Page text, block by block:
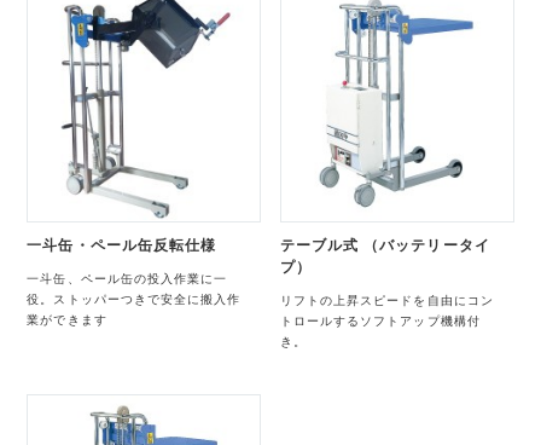
一斗缶・ペール缶反転仕様
一斗缶、ペール缶の投入作業に一
役。ストッパーつきで安全に搬入作
業ができます
テーブル式 （バッテリータイ
プ）
リフトの上昇スピードを自由にコン
トロールするソフトアップ機構付
き。